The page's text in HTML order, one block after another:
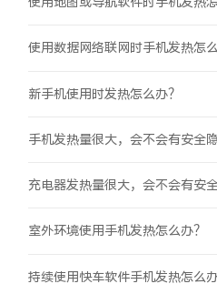
全部S机型
全部Y机型
iQOO Neo11
全部iQOO机型
vivo WATCH GT 2
使用数据网络联网时手机发热怎么
新手机使用时发热怎么办？
手机发热量很大，会不会有安全隐
充电器发热量很大，会不会有安全
室外环境使用手机发热怎么办？
持续使用快车软件手机发热怎么办